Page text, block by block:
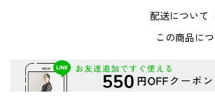
配送について
この商品に